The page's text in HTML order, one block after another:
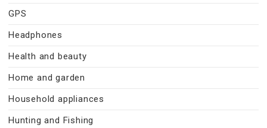
GPS
Headphones
Health and beauty
Home and garden
Household appliances
Hunting and Fishing